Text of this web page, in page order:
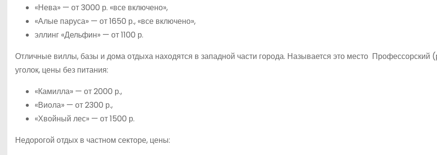
«Нева» — от 3000 р. «все включено»,
«Алые паруса» — от 1650 р., «все включено»,
эллинг «Дельфин» — от 1100 р.
Отличные виллы, базы и дома отдыха находятся в западной части города. Называется это место Профессорский
уголок, цены без питания:
«Камилла» — от 2000 р.,
«Виола» — от 2300 р.,
«Хвойный лес» — от 1500 р.
Недорогой отдых в частном секторе, цены: